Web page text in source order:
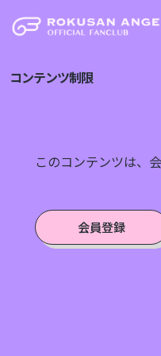
コンテンツ制限
このコンテンツは、
会員登録